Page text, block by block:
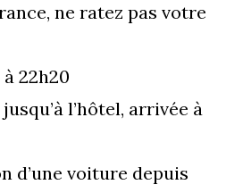
ne ratez pas votre
22h20
l’hôtel, arrivée à
d’une voiture depuis